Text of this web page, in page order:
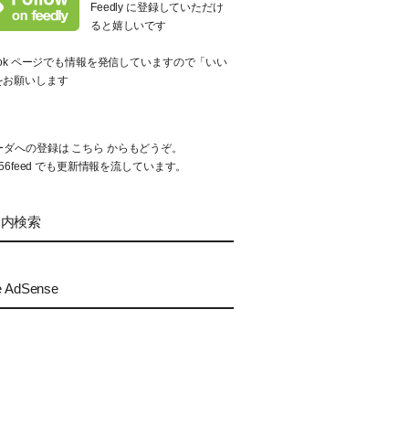
Feedly に登録していただけ
ると嬉しいです
ページでも情報を発信していますので「いい
お願いします
ダへの登録は こちら からもどうぞ。
でも更新情報を流しています。
検索
AdSense